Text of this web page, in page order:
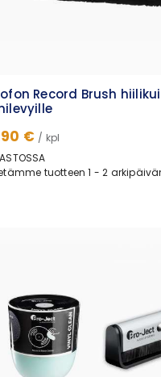
Record Brush
€ / kpl
tuotteen 1 - 2